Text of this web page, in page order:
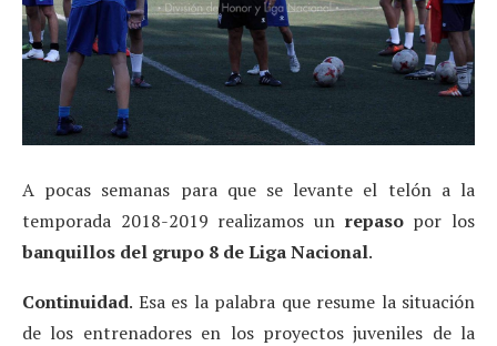
A pocas semanas para que se levante el telón a la
temporada 2018-2019 realizamos un repasopor los
banquillos del grupo 8 de Liga Nacional.
Continuidad. Esa es la palabra que resume la situación
de los entrenadores en los proyectos juveniles de la